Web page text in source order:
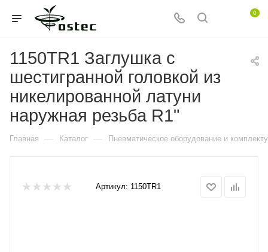
0
1150TR1 Заглушка с
шестигранной головкой из
никелированной латуни
наружная резьба R1"
Главная — Каталог — Пневматическое оборудование и
Артикул: 1150TR1